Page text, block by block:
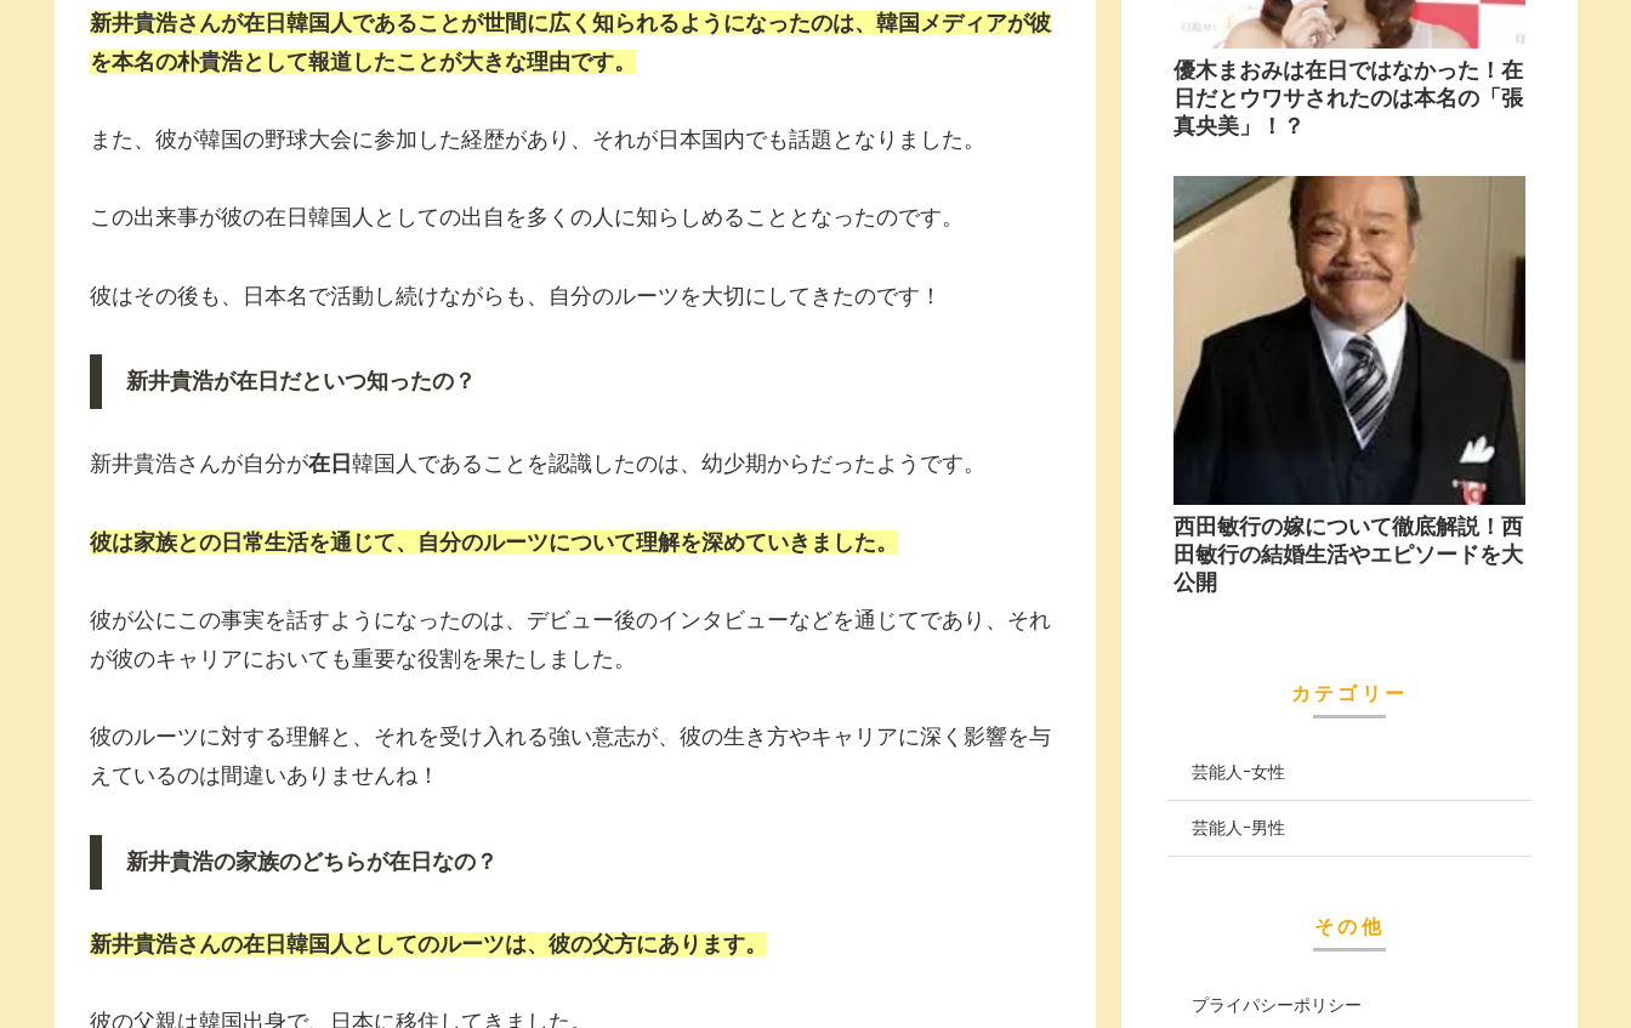
新井貴浩さんが在日 韓国人であることが世間に広く知られるようになったのは、韓国メディアが彼
を本名の朴貴浩として報道したことが大きな理由です。
また、彼が韓国の野球大会に参加した経歴があり、それが日本国内でも話題となりました。
この出来事が彼の在日韓国人としての出自を多くの人に知らしめることとなったのです。
彼はその後も、日本名で活動し続けながらも、自分のルーツを大切にしてきたのです！
新井貴浩が在日だといつ知ったの？
新井貴浩さんが自分が在日 韓国人であることを認識したのは、幼少期からだったようです。
彼は家族との日常生活を通じて、自分のルーツについて理解を深めていきました。
彼が公にこの事実を話すようになったのは、デビュー後のインタビューなどを通じてであり、それ
が彼のキャリアにおいても重要な役割を果たしました。
彼のルーツに対する理解と、それを受け入れる強い意志が、彼の生き方やキャリアに深く影響を与
えているのは間違いありませんね！
新井貴浩の家族のどちらが在日なの？
新井貴浩さんの在日 韓国人としてのルーツは、彼の父方にあります。
彼の父親は韓国出身で、日本に移住してきました。
優木まおみは在日ではなかった！在
日だとウワサされたのは本名の「張
真央美」！？
西田敏行の嫁について徹底解説！西
田敏行の結婚生活やエピソードを大
公開
カテゴリー
芸能人ｰ女性
芸能人ｰ男性
その他
プライパシーポリシー